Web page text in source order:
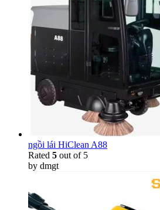
ngồi lái HiClean A88
Rated 5 out of 5
by dmgt